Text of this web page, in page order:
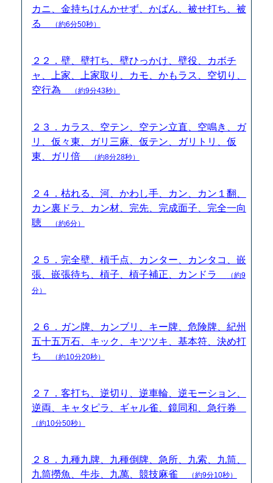
カニ、金持ちけんかせず、かばん、被せ打ち、被
る
（約6分50秒）
２２．壁、壁打ち、壁ひっかけ、壁役、カボチ
ャ、上家、上家取り、カモ、かもラス、空切り、
空行為
（約9分43秒）
２３．カラス、空テン、空テン立直、空鳴き、ガ
リ、仮々東、ガリ三麻、仮テン、ガリトリ、仮
東、ガリ倍
（約8分28秒）
２４．枯れる、河、かわし手、カン、カン１翻、
カン裏ドラ、カン材、完先、完成面子、完全一向
聴
（約6分）
２５．完全壁、槓千点、カンター、カンタコ、嵌
張、嵌張待ち、槓子、槓子補正、カンドラ
（約9
分）
２６．ガン牌、カンブリ、キー牌、危険牌、紀州
五十五万石、キック、キツツキ、基本符、決め打
ち
（約10分20秒）
２７．客打ち、逆切り、逆車輪、逆モーション、
逆両、キャタピラ、ギャル雀、鏡同和、急行券
（約10分50秒）
２８．九種九牌、九種倒牌、急所、九索、九筒、
九筒撈魚、牛歩、九萬、競技麻雀
（約9分10秒）